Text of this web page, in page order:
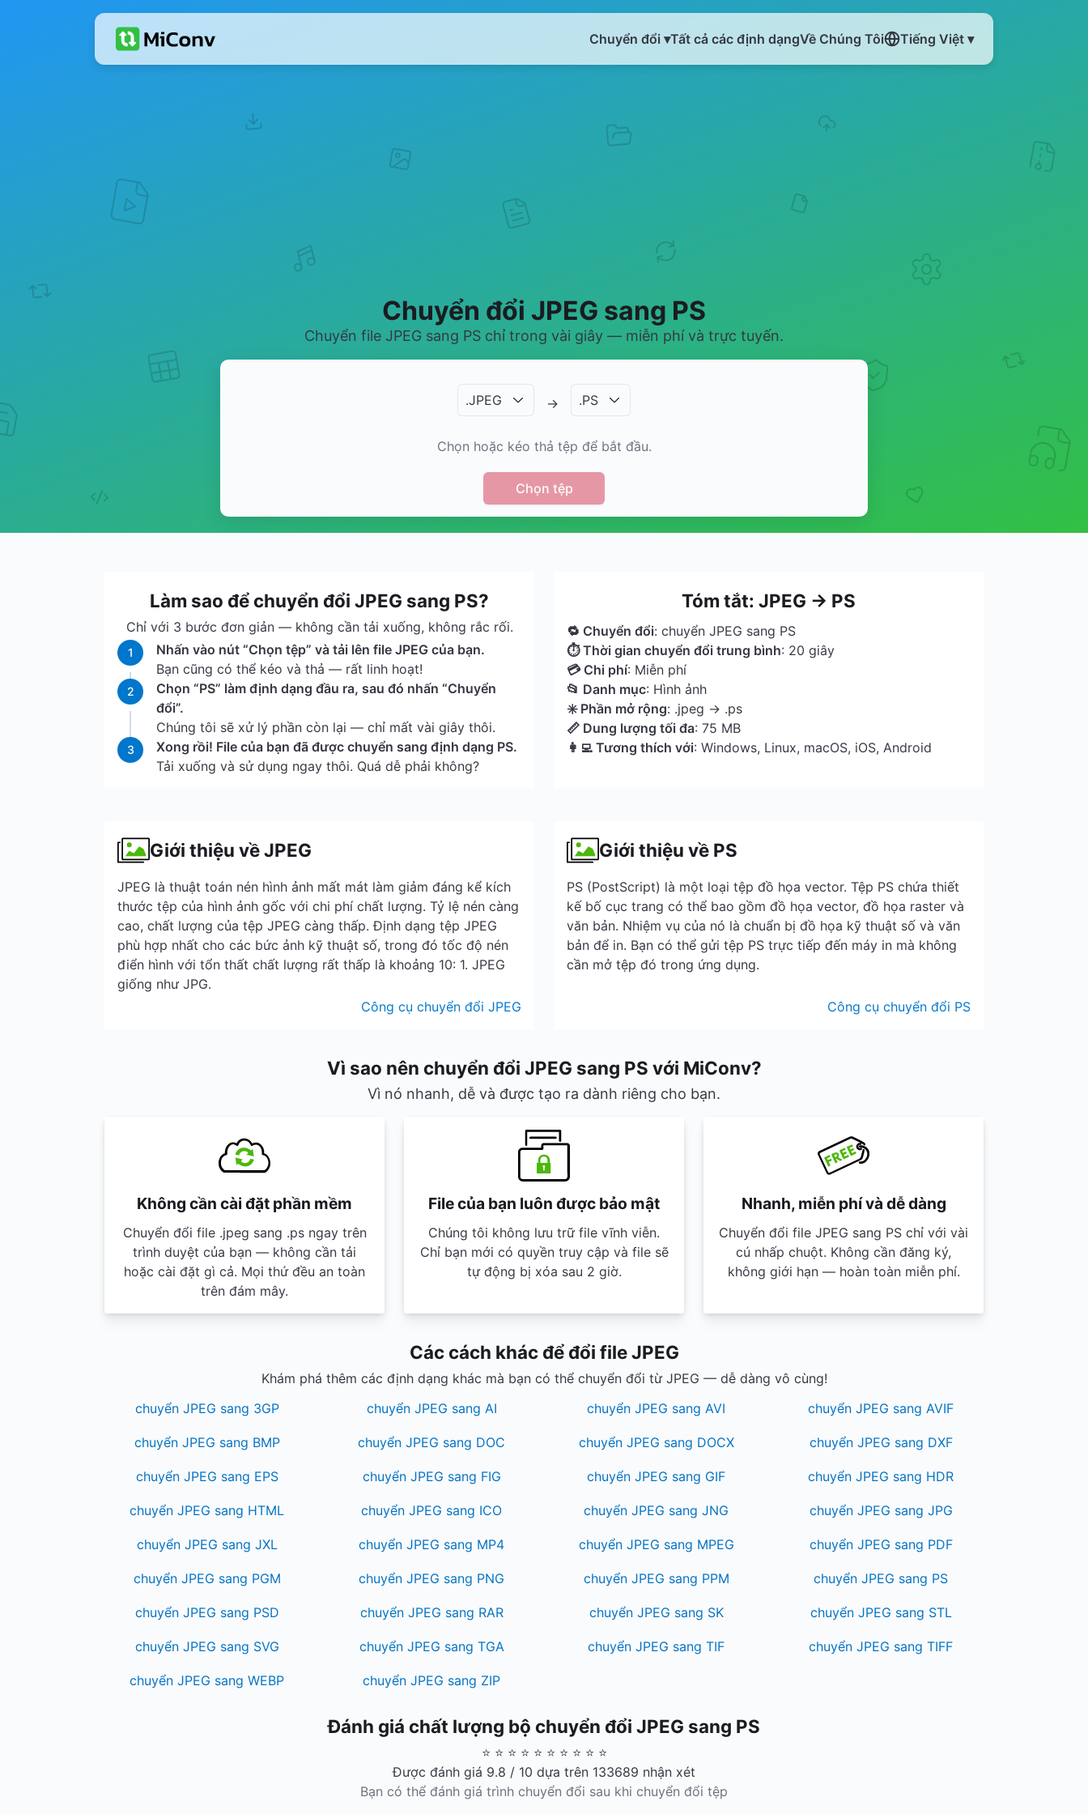
Chuyển đổi ▾Tất cả các định dạngVề Chúng Tôi Tiếng Việt ▾
Chuyển đổi JPEG sang PS
Chuyển file JPEG sang PS chỉ trong vài giây — miễn phí và trực tuyến.
.JPEG → .PS
Chọn hoặc kéo thả tệp để bắt đầu.
Chọn tệp
Làm sao để chuyển đổi JPEG sang PS?
Chỉ với 3 bước đơn giản — không cần tải xuống, không rắc rối.
1
Nhấn vào nút “Chọn tệp” và tải lên file JPEG của bạn.
Bạn cũng có thể kéo và thả — rất linh hoạt!
2
Chọn “PS” làm định dạng đầu ra, sau đó nhấn “Chuyển
đổi”.
Chúng tôi sẽ xử lý phần còn lại — chỉ mất vài giây thôi.
3
Xong rồi! File của bạn đã được chuyển sang định dạng PS.
Tải xuống và sử dụng ngay thôi. Quá dễ phải không?
Tóm tắt: JPEG → PS
🔁 Chuyển đổi: chuyển JPEG sang PS
⏱ Thời gian chuyển đổi trung bình: 20 giây
💳 Chi phí: Miễn phí
📂 Danh mục: Hình ảnh
✳️ Phần mở rộng: .jpeg → .ps
📏 Dung lượng tối đa: 75 MB
👩‍💻 Tương thích với: Windows, Linux, macOS, iOS, Android
Giới thiệu về JPEG
JPEG là thuật toán nén hình ảnh mất mát làm giảm đáng kể kích
thước tệp của hình ảnh gốc với chi phí chất lượng. Tỷ lệ nén càng
cao, chất lượng của tệp JPEG càng thấp. Định dạng tệp JPEG
phù hợp nhất cho các bức ảnh kỹ thuật số, trong đó tốc độ nén
điển hình với tổn thất chất lượng rất thấp là khoảng 10: 1. JPEG
giống như JPG.
Công cụ chuyển đổi JPEG
Giới thiệu về PS
PS (PostScript) là một loại tệp đồ họa vector. Tệp PS chứa thiết
kế bố cục trang có thể bao gồm đồ họa vector, đồ họa raster và
văn bản. Nhiệm vụ của nó là chuẩn bị đồ họa kỹ thuật số và văn
bản để in. Bạn có thể gửi tệp PS trực tiếp đến máy in mà không
cần mở tệp đó trong ứng dụng.
Công cụ chuyển đổi PS
Vì sao nên chuyển đổi JPEG sang PS với MiConv?
Vì nó nhanh, dễ và được tạo ra dành riêng cho bạn.
Không cần cài đặt phần mềm
Chuyển đổi file .jpeg sang .ps ngay trên
trình duyệt của bạn — không cần tải
hoặc cài đặt gì cả. Mọi thứ đều an toàn
trên đám mây.
File của bạn luôn được bảo mật
Chúng tôi không lưu trữ file vĩnh viễn.
Chỉ bạn mới có quyền truy cập và file sẽ
tự động bị xóa sau 2 giờ.
Nhanh, miễn phí và dễ dàng
Chuyển đổi file JPEG sang PS chỉ với vài
cú nhấp chuột. Không cần đăng ký,
không giới hạn — hoàn toàn miễn phí.
Các cách khác để đổi file JPEG
Khám phá thêm các định dạng khác mà bạn có thể chuyển đổi từ JPEG — dễ dàng vô cùng!
chuyển JPEG sang 3GP
chuyển JPEG sang AI chuyển JPEG sang AVI chuyển JPEG sang AVIF
chuyển JPEG sang BMP chuyển JPEG sang DOC chuyển JPEG sang DOCX chuyển JPEG sang DXF
chuyển JPEG sang EPS chuyển JPEG sang FIG chuyển JPEG sang GIF chuyển JPEG sang HDR
chuyển JPEG sang HTML chuyển JPEG sang ICO chuyển JPEG sang JNG chuyển JPEG sang JPG
chuyển JPEG sang JXL chuyển JPEG sang MP4 chuyển JPEG sang MPEG chuyển JPEG sang PDF
chuyển JPEG sang PGM chuyển JPEG sang PNG chuyển JPEG sang PPM chuyển JPEG sang PS
chuyển JPEG sang PSD chuyển JPEG sang RAR chuyển JPEG sang SK chuyển JPEG sang STL
chuyển JPEG sang SVG chuyển JPEG sang TGA chuyển JPEG sang TIF chuyển JPEG sang TIFF
chuyển JPEG sang WEBP chuyển JPEG sang ZIP
Đánh giá chất lượng bộ chuyển đổi JPEG sang PS
⭐ ⭐ ⭐ ⭐ ⭐ ⭐ ⭐ ⭐ ⭐ ⭐
Được đánh giá 9.8 / 10 dựa trên 133689 nhận xét
Bạn có thể đánh giá trình chuyển đổi sau khi chuyển đổi tệp